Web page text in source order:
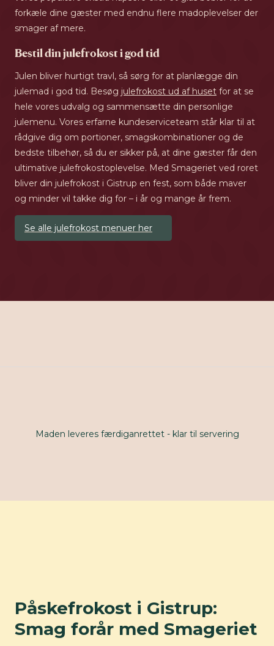
forkæle dine gæster med endnu flere madoplevelser der
smager af mere.
Bestil din julefrokost i god tid
Julen bliver hurtigt travl, så sørg for at planlægge din
julemad i god tid. Besøg julefrokost ud af huset for at se
hele vores udvalg og sammensætte din personlige
julemenu. Vores erfarne kundeserviceteam står klar til at
rådgive dig om portioner, smagskombinationer og de
bedste tilbehør, så du er sikker på, at dine gæster får den
ultimative julefrokostoplevelse. Med Smageriet ved roret
bliver din julefrokost i Gistrup en fest, som både maver
og minder vil takke dig for – i år og mange år frem.
Se alle julefrokost menuer her
Maden leveres færdiganrettet - klar til servering
Påskefrokost i Gistrup:
Smag forår med Smageriet